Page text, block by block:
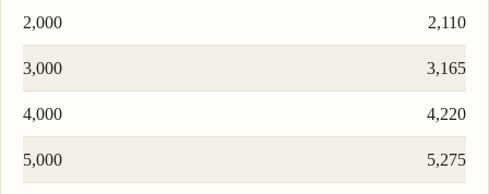
2,000 2,110
3,000 3,165
4,000 4,220
5,000 5,275